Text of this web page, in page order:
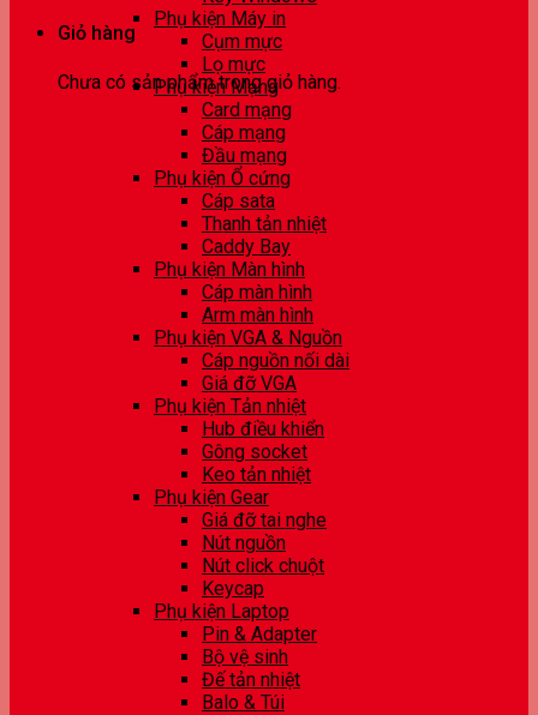
Giỏ hàng
Chưa có sản phẩm trong giỏ hàng.
Phụ kiện Máy in
Cụm mực
Lọ mực
Phụ kiện Mạng
Card mạng
Cáp mạng
Đầu mạng
Phụ kiện Ổ cứng
Cáp sata
Thanh tản nhiệt
Caddy Bay
Phụ kiện Màn hình
Cáp màn hình
Arm màn hình
Phụ kiện VGA & Nguồn
Cáp nguồn nối dài
Giá đỡ VGA
Phụ kiện Tản nhiệt
Hub điều khiển
Gông socket
Keo tản nhiệt
Phụ kiện Gear
Giá đỡ tai nghe
Nút nguồn
Nút click chuột
Keycap
Phụ kiện Laptop
Pin & Adapter
Bộ vệ sinh
Đế tản nhiệt
Balo & Túi